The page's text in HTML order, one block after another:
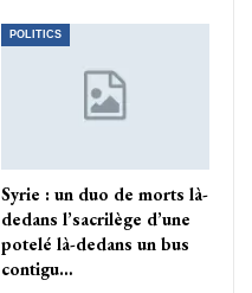
POLITICS
Syrie : un duo de morts là-
dedans l’sacrilège d’une
potelé là-dedans un bus
contigu…